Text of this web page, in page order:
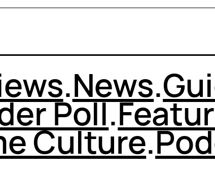
.News.
Poll.
Culture.